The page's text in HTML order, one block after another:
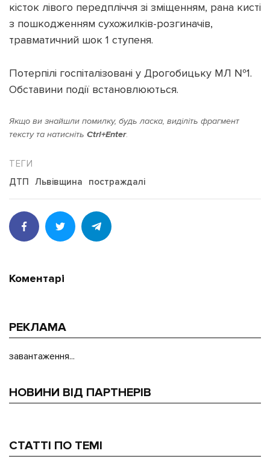
кісток лівого передпліччя зі зміщенням, рана кисті
з пошкодженням сухожилків-розгиначів,
травматичний шок 1 ступеня.
Потерпілі госпіталізовані у Дрогобицьку МЛ №1.
Обставини події встановлюються.
Якщо ви знайшли помилку, будь ласка, виділіть фрагмент
тексту та натисніть Ctrl+Enter.
ДТП Львівщина постраждалі
Коментарі
РЕКЛАМА
завантаження...
НОВИНИ ВІД ПАРТНЕРІВ
СТАТТІ ПО ТЕМІ